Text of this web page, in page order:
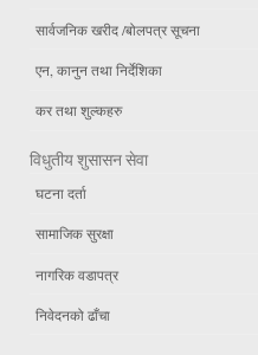
सार्वजनिक खरीद /बोलपत्र सूचना
एन, कानुन तथा निर्देशिका
कर तथा शुल्कहरु
विधुतीय शुसासन सेवा
घटना दर्ता
सामाजिक सुरक्षा
नागरिक वडापत्र
निवेदनको ढाँचा